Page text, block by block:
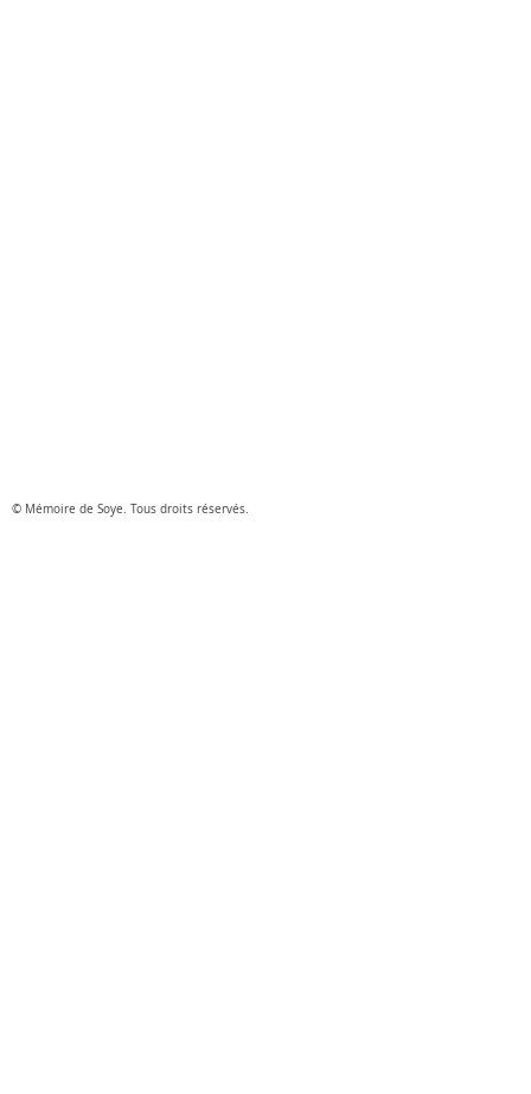
© Mémoire de Soye. Tous droits réservés.